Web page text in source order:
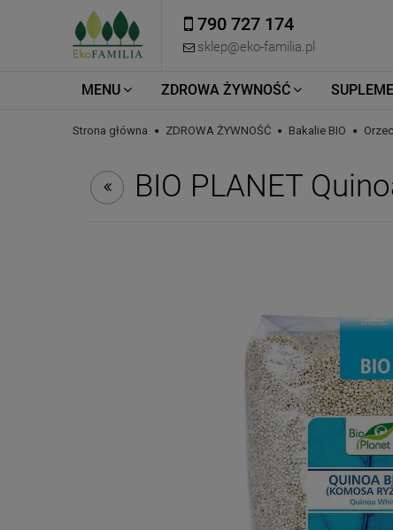
790 727 174
sklep@eko-familia.pl
MENU ZDROWA ŻYWNOŚĆ
Strona główna ZDROWA ŻYWNOŚĆ Bakalie BIO
BIO PLANET